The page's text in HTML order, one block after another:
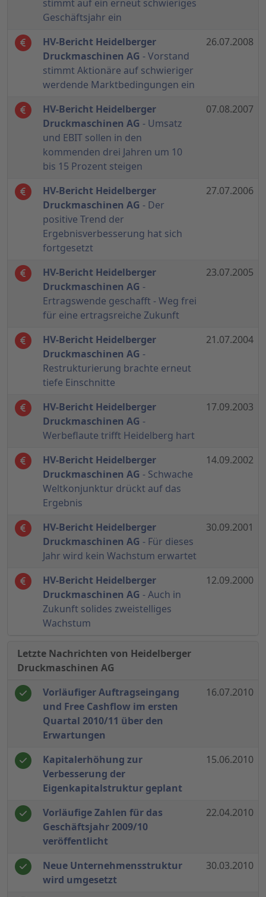
stimmt auf ein erneut schwieriges
Geschäftsjahr ein
HV-Bericht Heidelberger
Druckmaschinen AG - Vorstand
stimmt Aktionäre auf schwieriger
werdende Marktbedingungen ein
26.07.2008
HV-Bericht Heidelberger
Druckmaschinen AG - Umsatz
und EBIT sollen in den
kommenden drei Jahren um 10
bis 15 Prozent steigen
07.08.2007
HV-Bericht Heidelberger
Druckmaschinen AG - Der
positive Trend der
Ergebnisverbesserung hat sich
fortgesetzt
27.07.2006
HV-Bericht Heidelberger
Druckmaschinen AG -
Ertragswende geschafft - Weg frei
für eine ertragsreiche Zukunft
23.07.2005
HV-Bericht Heidelberger
Druckmaschinen AG -
Restrukturierung brachte erneut
tiefe Einschnitte
21.07.2004
HV-Bericht Heidelberger
Druckmaschinen AG -
Werbeflaute trifft Heidelberg hart
17.09.2003
HV-Bericht Heidelberger
Druckmaschinen AG - Schwache
Weltkonjunktur drückt auf das
Ergebnis
14.09.2002
HV-Bericht Heidelberger
Druckmaschinen AG - Für dieses
Jahr wird kein Wachstum erwartet
30.09.2001
HV-Bericht Heidelberger
Druckmaschinen AG - Auch in
Zukunft solides zweistelliges
Wachstum
12.09.2000
Letzte Nachrichten von Heidelberger
Druckmaschinen AG
Vorläufiger Auftragseingang
und Free Cashflow im ersten
Quartal 2010/11 über den
Erwartungen
16.07.2010
Kapitalerhöhung zur
Verbesserung der
Eigenkapitalstruktur geplant
15.06.2010
Vorläufige Zahlen für das
Geschäftsjahr 2009/10
veröffentlicht
22.04.2010
Neue Unternehmensstruktur
wird umgesetzt
30.03.2010